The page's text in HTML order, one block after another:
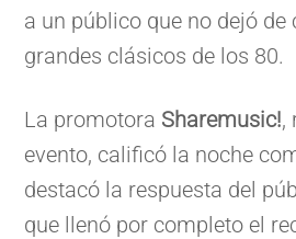
a un público que no dejó de
grandes clásicos de los 80.
La promotora Sharemusic!,
evento, calificó la noche
destacó la respuesta del
que llenó por completo el